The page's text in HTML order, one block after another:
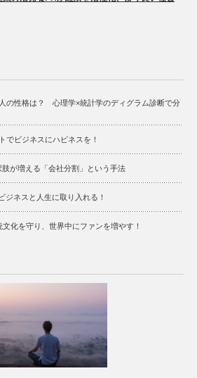
の性格は？ 心理学×統計学のディグラム診断で分
でビジネスにハピネスを！
が増える「会社分割」という手法
ジネスと人生に取り入れる！
化を守り、世界中にファンを増やす！